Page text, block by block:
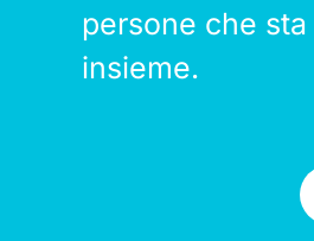
persone che
insieme.